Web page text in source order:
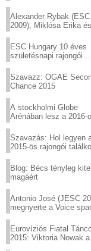
Alexander Rybak (ESC
2009), Miklósa Erika
sztárjai a Margitszigeten
ESC Hungary 10 éves
születésnapi rajongói
Szavazz: OGAE
Chance 2015
A stockholmi Globe
Arénában lesz a 2016-
Szavazás: Hol legyen
2015-ös rajongói
Blog: Bécs tényleg
magáért
Antonio José (JESC
megnyerte a Voice
Eurovíziós Fiatal
2015: Viktoria Nowak a